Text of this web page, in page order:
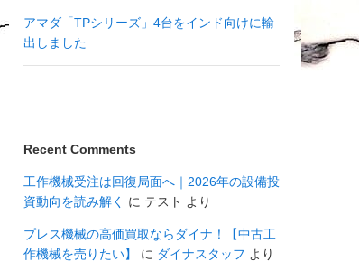
アマダ「TPシリーズ」4台をインド向けに輸
出しました
Recent Comments
工作機械受注は回復局面へ｜2026年の設備投
資動向を読み解く
に テスト より
プレス機械の高価買取ならダイナ！【中古工
作機械を売りたい】
に ダイナスタッフ より